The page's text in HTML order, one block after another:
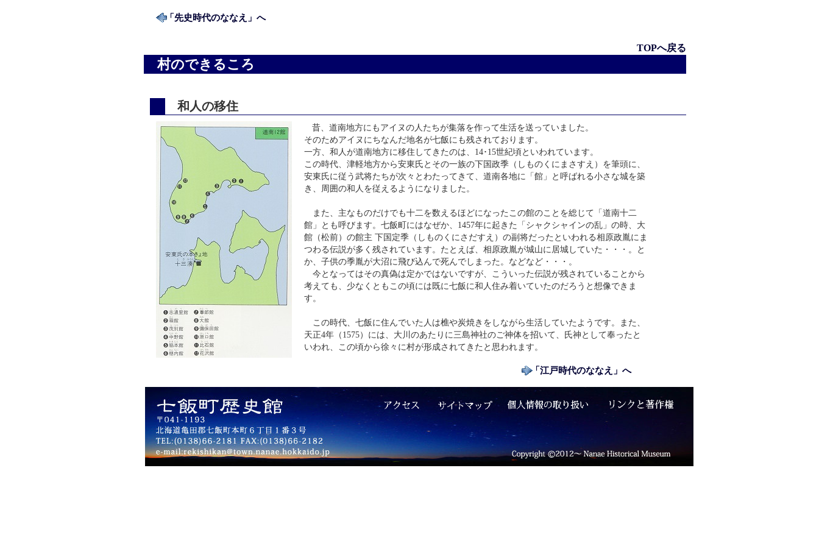
「先史時代のななえ」へ
TOPへ戻る
村のできるころ
和人の移住
昔、道南地方にもアイヌの人たちが集落を作って生活を送っていました。
そのためアイヌにちなんだ地名が七飯にも残されております。
一方、和人が道南地方に移住してきたのは、14･15世紀頃といわれています。
この時代、津軽地方から安東氏とその一族の下国政季（しものくにまさすえ）を筆頭に、
安東氏に従う武将たちが次々とわたってきて、道南各地に「館」と呼ばれる小さな城を築
き、周囲の和人を従えるようになりました。
また、主なものだけでも十二を数えるほどになったこの館のことを総じて「道南十二
館」とも呼びます。七飯町にはなぜか、1457年に起きた「シャクシャインの乱」の時、大
館（松前）の館主 下国定季（しものくにさだすえ）の副将だったといわれる相原政胤にま
つわる伝説が多く残されています。たとえば、相原政胤が城山に居城していた・・・。と
か、子供の季胤が大沼に飛び込んで死んでしまった。などなど・・・。
今となってはその真偽は定かではないですが、こういった伝説が残されていることから
考えても、少なくともこの頃には既に七飯に和人住み着いていたのだろうと想像できま
す。
この時代、七飯に住んでいた人は樵や炭焼きをしながら生活していたようです。また、
天正4年（1575）には、大川のあたりに三島神社のご神体を招いて、氏神として奉ったと
いわれ、この頃から徐々に村が形成されてきたと思われます。
「江戸時代のななえ」へ